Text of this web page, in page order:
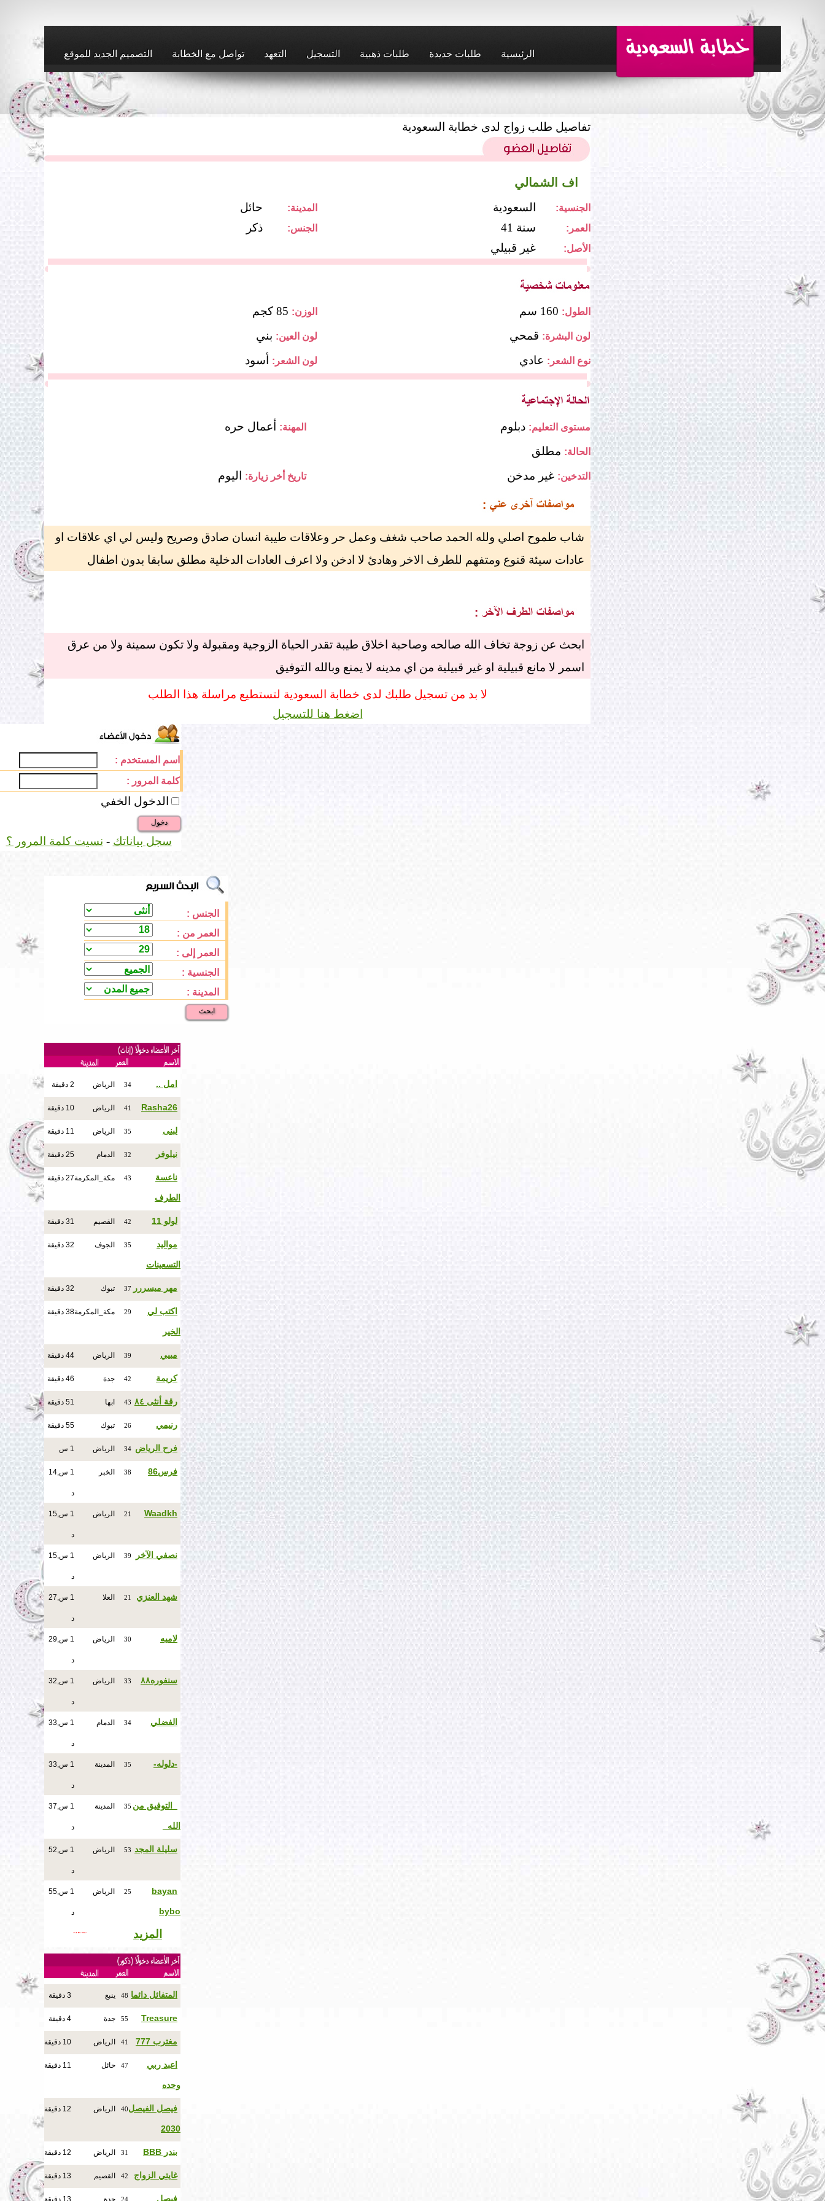
الرئيسية طلبات جديدة طلبات ذهبية التسجيل التعهد تواصل مع الخطابة التصميم الجديد للموقع
تفاصيل طلب زواج لدى خطابة السعودية
اف الشمالي
حائل المدينة: السعودية الجنسية:
ذكر الجنس: 41 سنة العمر:
غير قبيلي الأصل:
الوزن: 85 كجم الطول: 160 سم
لون العين: بني لون البشرة: قمحي
لون الشعر: أسود نوع الشعر: عادي
المهنة: أعمال حره مستوى التعليم: دبلوم
الحالة: مطلق
تاريخ أخر زيارة: اليوم التدخين: غير مدخن
شاب طموح اصلي ولله الحمد صاحب شغف وعمل حر وعلاقات طيبة انسان صادق وصريح وليس لي اي علاقات او
عادات سيئة قنوع ومتفهم للطرف الاخر وهادئ لا ادخن ولا اعرف العادات الدخلية مطلق سابقا بدون اطفال
ابحث عن زوجة تخاف الله صالحه وصاحبة اخلاق طيبة تقدر الحياة الزوجية ومقبولة ولا تكون سمينة ولا من عرق
اسمر لا مانع قبيلية او غير قبيلية من اي مدينه لا يمنع وبالله التوفيق
لا بد من تسجيل طلبك لدى خطابة السعودية لتستطيع مراسلة هذا الطلب
اضغط هنا للتسجيل
اسم المستخدم :
كلمة المرور :
الدخول الخفي
دخول
سجل بياناتك - نسيت كلمة المرور ؟
الجنس :
العمر من :
العمر إلى :
الجنسية :
المدينة :
ابحث
امل .. 34 الرياض 2 دقيقة
Rasha26
41 الرياض 10 دقيقة
لبنى 35 الرياض 11 دقيقة
نيلوفر 32 الدمام 25 دقيقة
ناعسة
الطرف
43 مكة_المكرمة27 دقيقة
لولو 11 42 القصيم 31 دقيقة
مواليد
التسعينات
35 الجوف 32 دقيقة
مهر ميسررر 37 تبوك 32 دقيقة
اكتب لي
الخير
29 مكة_المكرمة38 دقيقة
مييي 39 الرياض 44 دقيقة
كريمة 42 جدة 46 دقيقة
رقة أنثى ٨٤ 43 ابها 51 دقيقة
رنيمي 26 تبوك 55 دقيقة
فرح الرياض 34 الرياض 1 س
فرس86 38 الخبر 1 س,14
د
Waadkh
21 الرياض 1 س,15
د
نصفي الآخر 39 الرياض 1 س,15
د
شهد العنزي 21 العلا 1 س,27
د
لاميه 30 الرياض 1 س,29
د
سنفوره٨٨ 33 الرياض 1 س,32
د
الفضلي 34 الدمام 1 س,33
د
-دلوله- 35 المدينة 1 س,33
د
_التوفيق من
الله_
35 المدينة 1 س,37
د
سليلة المجد 53 الرياض 1 س,52
د
bayan
bybo
25 الرياض 1 س,55
د
المزيد
المتفائل دائما 48 ينبع 3 دقيقة
Treasure
55 جدة 4 دقيقة
مغترب 777 41 الرياض 10 دقيقة
اعبد ربي
وحده
47 حائل 11 دقيقة
فيصل الفيصل
2030
40 الرياض 12 دقيقة
بندر BBB 31 الرياض 12 دقيقة
غايتي الزواج 42 القصيم 13 دقيقة
فيصل 24 جدة 13 دقيقة